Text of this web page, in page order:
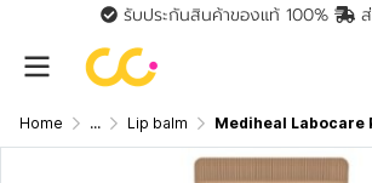
รับประกันสินค้าของแท้ 100%
Home ... Lip balm Mediheal Labocare Pantenolips